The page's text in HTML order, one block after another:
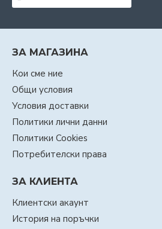
ЗА МАГАЗИНА
Кои сме ние
Общи условия
Условия доставки
Политики лични данни
Политики Cookies
Потребителски права
ЗА КЛИЕНТА
Клиентски акаунт
История на поръчки